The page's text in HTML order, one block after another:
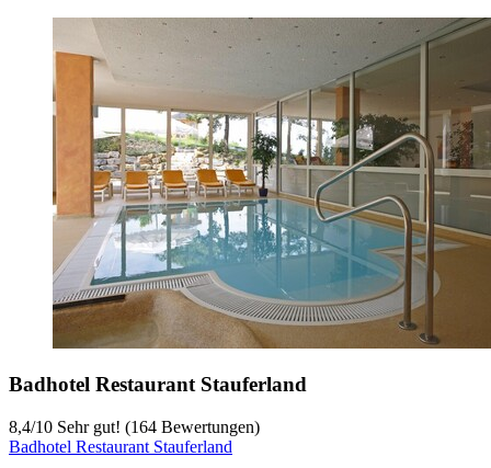
Badhotel Restaurant Stauferland
8,4/10 Sehr gut! (164 Bewertungen)
Badhotel Restaurant Stauferland